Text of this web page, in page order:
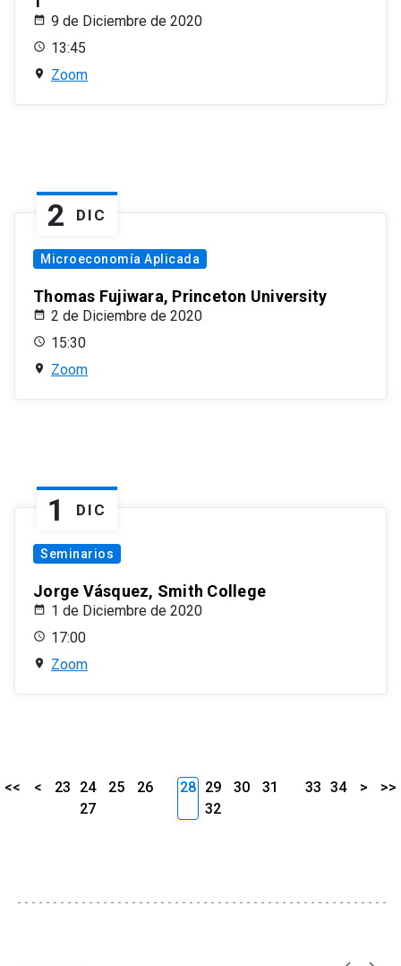
9 de Diciembre de 2020
13:45
Zoom
2 DIC
Microeconomía Aplicada
Thomas Fujiwara, Princeton University
2 de Diciembre de 2020
15:30
Zoom
1 DIC
Seminarios
Jorge Vásquez, Smith College
1 de Diciembre de 2020
17:00
Zoom
<< < 23 24 25
26
27
28 29 30
31
32
33 34 > >>